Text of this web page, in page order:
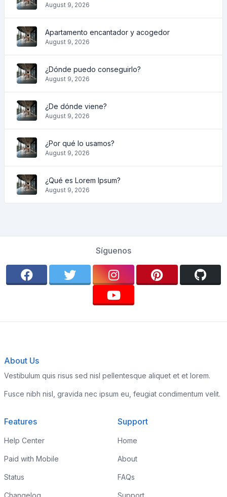
August 9, 2026
Apartamento encantador y acogedor
August 9, 2026
¿Dónde puedo conseguirlo?
August 9, 2026
¿De dónde viene?
August 9, 2026
¿Por qué lo usamos?
August 9, 2026
¿Qué es Lorem Ipsum?
August 9, 2026
Síguenos
About Us
Vestibulum quis risus sed nisl pellentesque aliquet et et lorem.
Fusce nibh nisl, gravida nec ipsum eu, feugiat condimentum velit.
Features
Help Center
Paid with Mobile
Status
Changelog
Support
Home
About
FAQs
Support